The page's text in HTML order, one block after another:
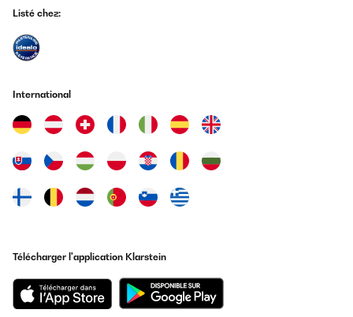
Listé chez:
International
Télécharger l'application Klarstein